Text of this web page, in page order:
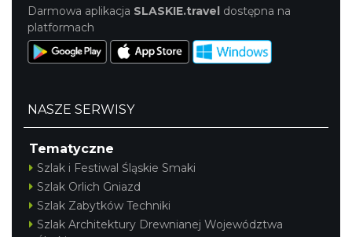
Darmowa aplikacja SLASKIE.travel dostępna na
platformach
NASZE SERWISY
Tematyczne
Szlak i Festiwal Śląskie Smaki
Szlak Orlich Gniazd
Szlak Zabytków Techniki
Szlak Architektury Drewnianej Województwa